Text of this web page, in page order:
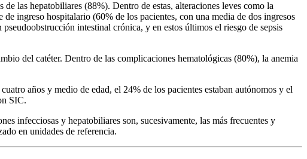
las hepatobiliares (88%). Dentro de estas, alteraciones leves como la
ingreso hospitalario (60% de los pacientes, con una media de dos ingresos
intestinal crónica, y en estos últimos el riesgo de sepsis
del catéter. Dentro de las complicaciones hematológicas (80%), la anemia
años y medio de edad, el 24% de los pacientes estaban autónomos y el
SIC.
infecciosas y hepatobiliares son, sucesivamente, las más frecuentes y
en unidades de referencia.